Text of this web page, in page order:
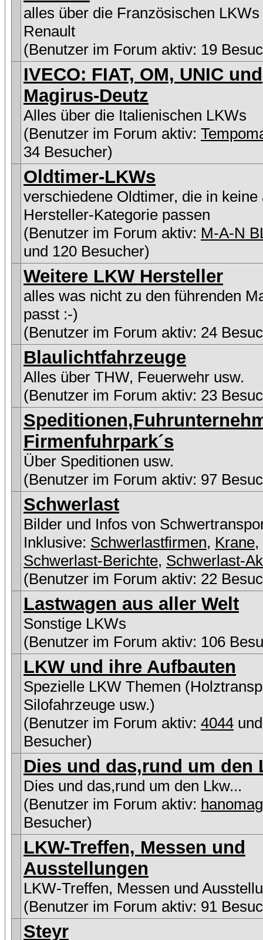
alles über die Französischen LKWs
Renault
(Benutzer im Forum aktiv: 19
IVECO: FIAT, OM, UNIC und
Magirus-Deutz
Alles über die Italienischen LKWs
(Benutzer im Forum aktiv:
34 Besucher)
Oldtimer-LKWs
verschiedene Oldtimer, die in keine
Hersteller-Kategorie passen
(Benutzer im Forum aktiv: M-A-N
und 120 Besucher)
Weitere LKW Hersteller
alles was nicht zu den führenden
passt :-)
(Benutzer im Forum aktiv: 24
Blaulichtfahrzeuge
Alles über THW, Feuerwehr usw.
(Benutzer im Forum aktiv: 23
Firmenfuhrpark´s
Über Speditionen usw.
(Benutzer im Forum aktiv: 97
Schwerlast
Bilder und Infos von
Inklusive: Schwerlastfirmen, Krane,
Schwerlast-Berichte, Schwerlast-
(Benutzer im Forum aktiv: 22
Lastwagen aus aller Welt
Sonstige LKWs
(Benutzer im Forum aktiv: 106
LKW und ihre Aufbauten
Spezielle LKW Themen
Silofahrzeuge usw.)
(Benutzer im Forum aktiv: 4044
Besucher)
Dies und das,rund um den
Dies und das,rund um den Lkw...
(Benutzer im Forum aktiv: hanomag
Besucher)
LKW-Treffen, Messen und
Ausstellungen
LKW-Treffen, Messen und
(Benutzer im Forum aktiv: 91
Steyr